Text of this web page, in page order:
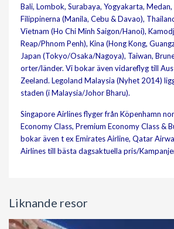
Bali, Lombok, Surabaya, Yogyakarta, Medan,
Filippinerna (Manila, Cebu & Davao),
Vietnam (Ho Chi Minh Saigon/Hanoi),
Reap/Phnom Penh), Kina (Hong Kong,
Japan (Tokyo/Osaka/Nagoya), Taiwan,
orter/länder. Vi bokar även vidareflyg till
Zeeland. Legoland Malaysia (Nyhet 2014)
staden (i Malaysia/Johor Bharu).
Singapore Airlines flyger från Köpenhamn
Economy Class, Premium Economy Class &
bokar även t ex Emirates Airline, Qatar
Airlines till bästa dagsaktuella pris/
Liknande resor